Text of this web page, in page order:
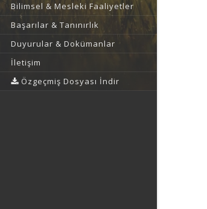
Bilimsel & Mesleki Faaliyetler
Başarılar & Tanınırlık
Duyurular & Dokümanlar
İletişim
Özgeçmiş Dosyası İndir